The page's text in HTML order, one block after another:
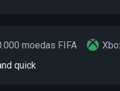
moedas FIFA
quick